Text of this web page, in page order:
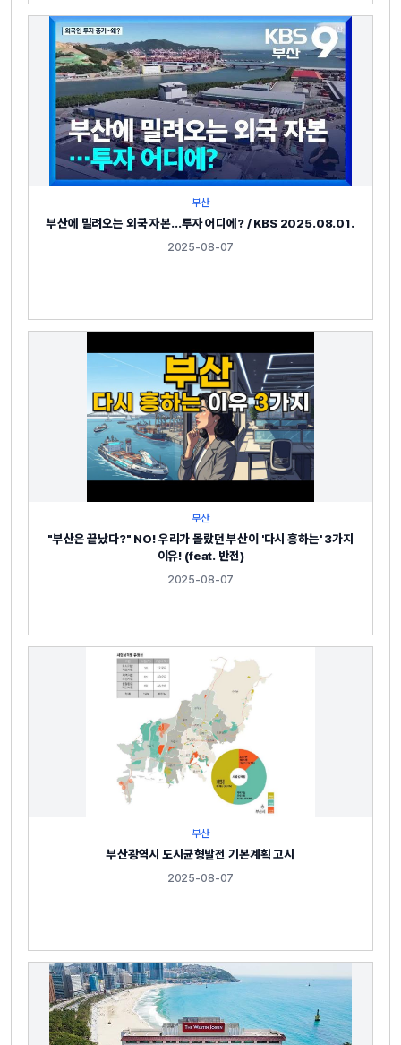
부산
부산에 밀려오는 외국 자본…투자 어디에? / KBS 2025.08.01.
2025-08-07
부산
"부산은 끝났다?" NO! 우리가 몰랐던 부산이 '다시 흥하는' 3가지
이유! (feat. 반전)
2025-08-07
부산
부산광역시 도시균형발전 기본계획 고시
2025-08-07